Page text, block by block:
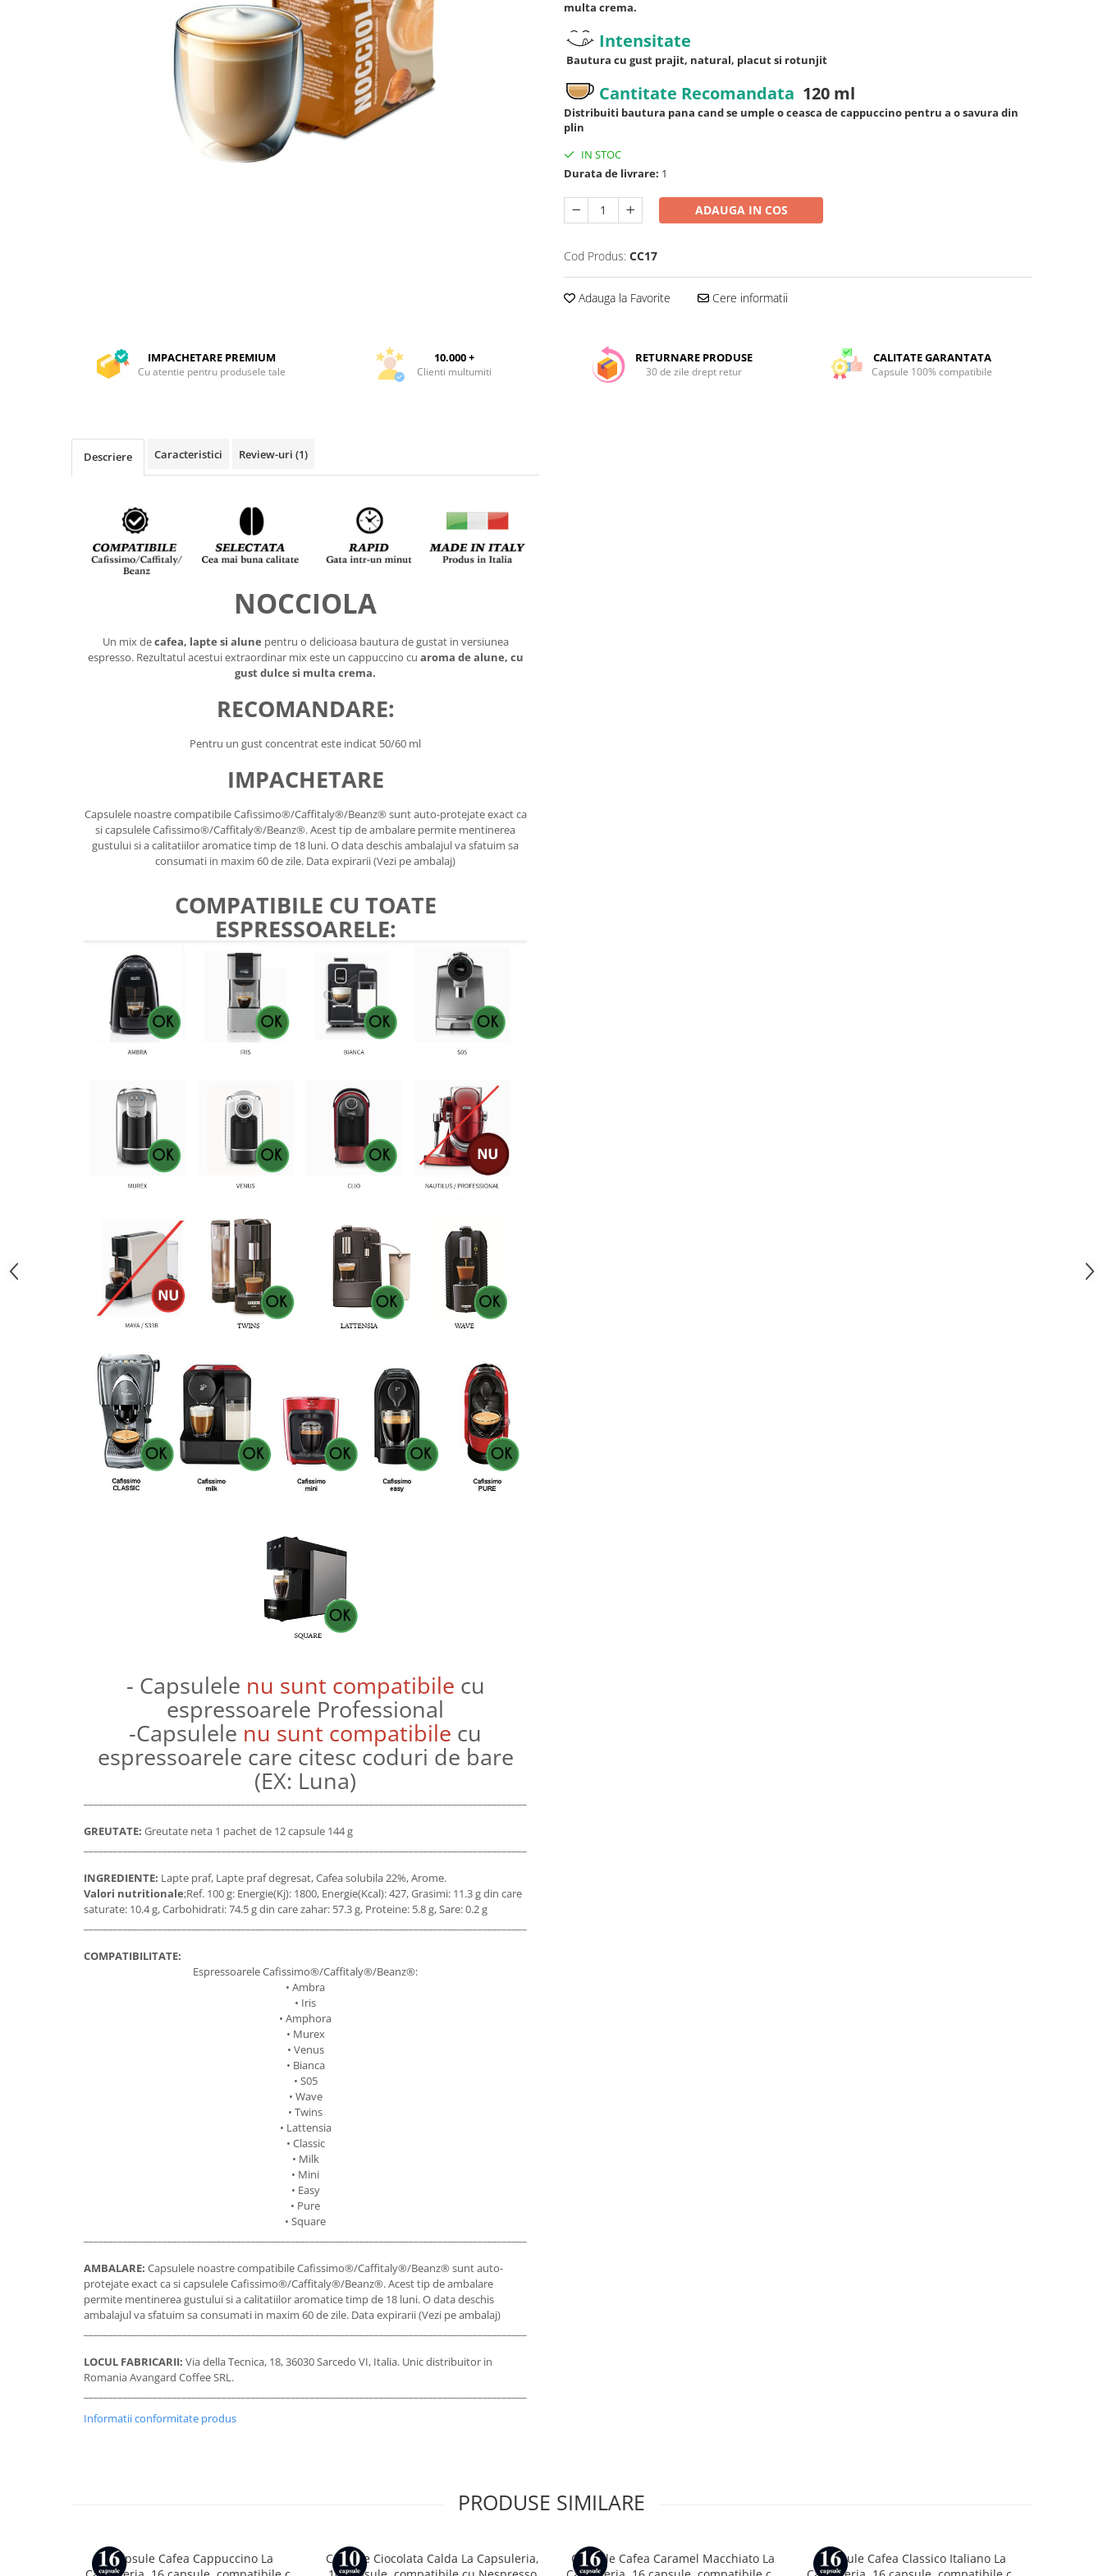
Capsule compatibile Uno System
PADURI CAFEA & MONODOZE
multa crema.
Intensitate
Bautura cu gust prajit, natural, placut si rotunjit
Cantitate Recomandata 120 ml
Distribuiti bautura pana cand se umple o ceasca de cappuccino pentru a o savura din
plin
IN STOC
Durata de livrare: 1
ADAUGA IN COS
Cod Produs: CC17
Adauga la Favorite Cere informatii
IMPACHETARE PREMIUM
Cu atentie pentru produsele tale
10.000 +
Clienti multumiti
RETURNARE PRODUSE
30 de zile drept retur
CALITATE GARANTATA
Capsule 100% compatibile
Descriere Caracteristici Review-uri (1)
NOCCIOLA
Un mix decafea, lapte si alune pentru o delicioasa bautura de gustat in versiunea
espresso. Rezultatul acestui extraordinar mix este un cappuccino cu aroma de alune, cu
gust dulce si multa crema.
RECOMANDARE:
Pentru un gust concentrat este indicat 50/60 ml
IMPACHETARE
Capsulele noastre compatibile Cafissimo®/Caffitaly®/Beanz® sunt auto-protejate exact ca
si capsulele Cafissimo®/Caffitaly®/Beanz®. Acest tip de ambalare permite mentinerea
gustului si a calitatiilor aromatice timp de 18 luni. O data deschis ambalajul va sfatuim sa
consumati in maxim 60 de zile. Data expirarii (Vezi pe ambalaj)
COMPATIBILE CU TOATE
ESPRESSOARELE:
- Capsulele nu sunt compatibile cu
espressoarele Professional
-Capsulele nu sunt compatibile cu
espressoarele care citesc coduri de bare
(EX: Luna)
GREUTATE: Greutate neta 1 pachet de 12 capsule 144 g
INGREDIENTE: Lapte praf, Lapte praf degresat, Cafea solubila 22%, Arome.
Valori nutritionale;Ref. 100 g: Energie(Kj): 1800, Energie(Kcal): 427, Grasimi: 11.3 g din care
saturate: 10.4 g, Carbohidrati: 74.5 g din care zahar: 57.3 g, Proteine: 5.8 g, Sare: 0.2 g
COMPATIBILITATE:
Espressoarele Cafissimo®/Caffitaly®/Beanz®:
• Ambra
• Iris
• Amphora
• Murex
• Venus
• Bianca
• S05
• Wave
• Twins
• Lattensia
• Classic
• Milk
• Mini
• Easy
• Pure
• Square
AMBALARE: Capsulele noastre compatibile Cafissimo®/Caffitaly®/Beanz® sunt auto-
protejate exact ca si capsulele Cafissimo®/Caffitaly®/Beanz®. Acest tip de ambalare
permite mentinerea gustului si a calitatiilor aromatice timp de 18 luni. O data deschis
ambalajul va sfatuim sa consumati in maxim 60 de zile. Data expirarii (Vezi pe ambalaj)
LOCUL FABRICARII: Via della Tecnica, 18, 36030 Sarcedo VI, Italia. Unic distribuitor in
Romania Avangard Coffee SRL.
Informatii conformitate produs
PRODUSE SIMILARE
Capsule Cafea Cappuccino La
Capsule Ciocolata Calda La Capsuleria,
Capsule Cafea Caramel Macchiato La
Capsule Cafea Classico Italiano La